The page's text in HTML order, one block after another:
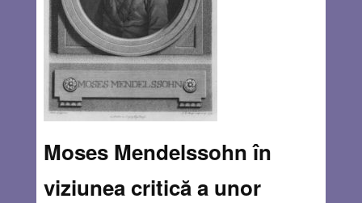
Moses Mendelssohn în
viziunea critică a unor